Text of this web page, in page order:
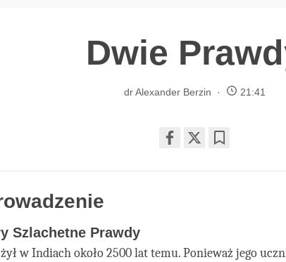
Dwie
dr Alexander Berzin 21:41
on
Szlachetne Prawdy
w Indiach około 2500 lat temu. Ponieważ jego